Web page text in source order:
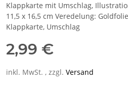
Klappkarte mit Umschlag,
11,5 x 16,5 cm Veredelung:
Klappkarte, Umschlag
2,99 €
inkl. MwSt. , zzgl. Versand